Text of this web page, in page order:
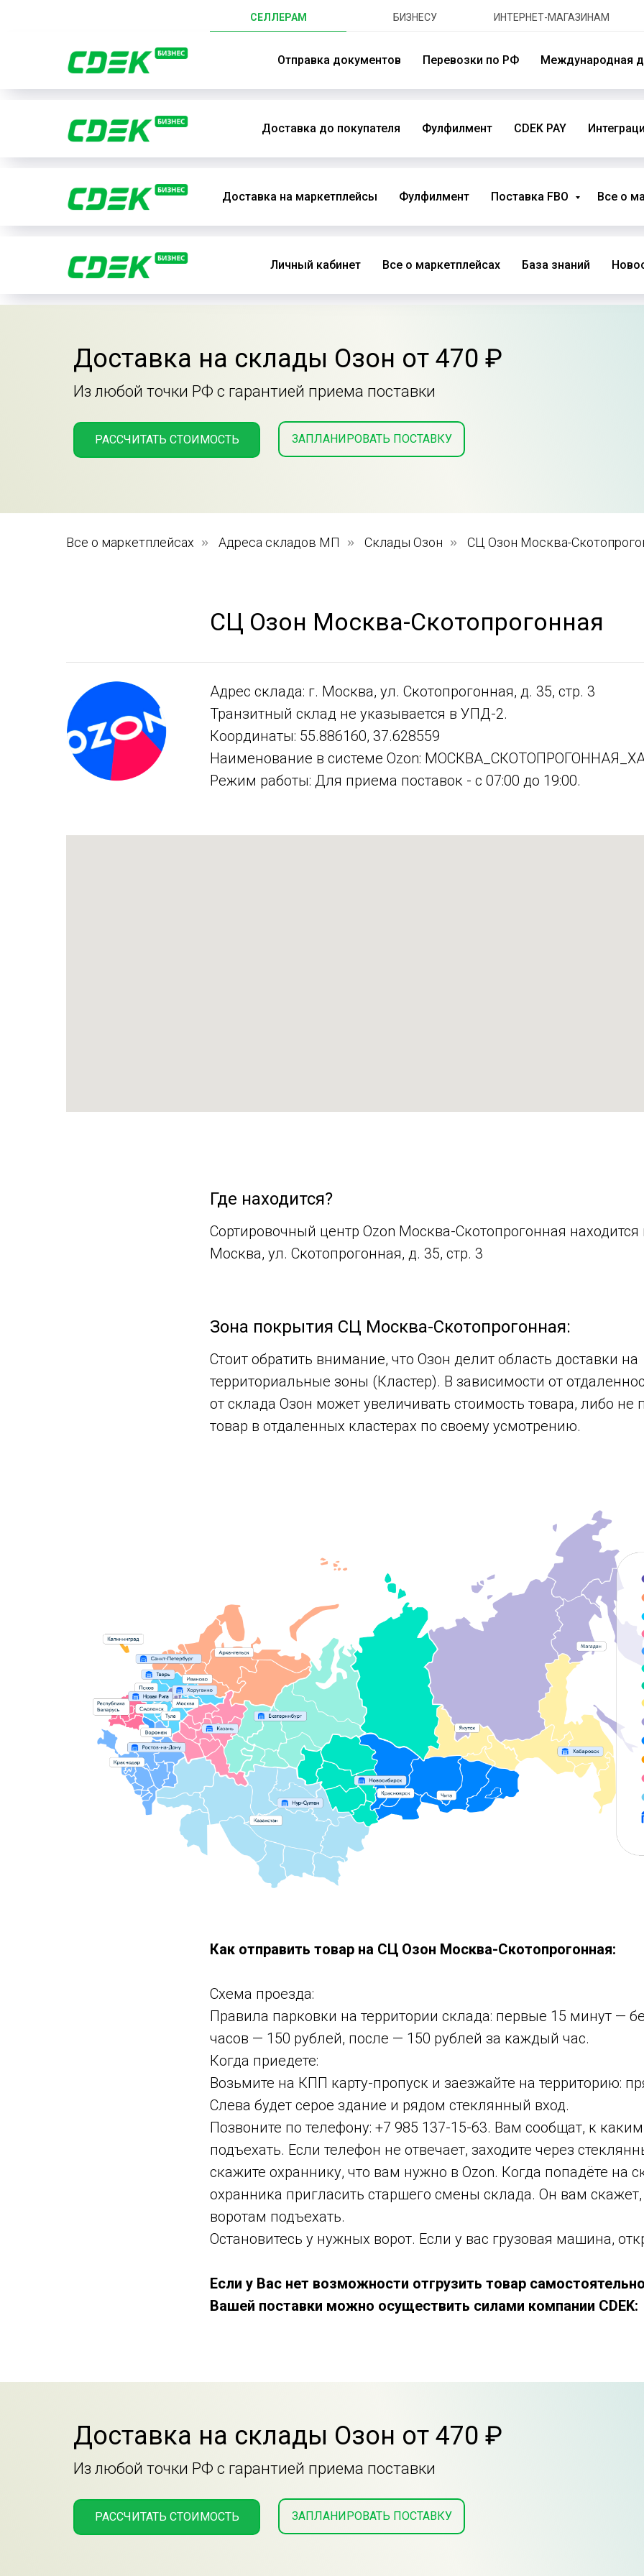
СЕЛЛЕРАМ БИЗНЕСУ ИНТЕРНЕТ-МАГАЗИНАМ
Отправка документов Перевозки по РФ Международная
Доставка до покупателя Фулфилмент CDEK PAY
Доставка на маркетплейсы Фулфилмент Поставка FBO Все о
Личный кабинет Все о маркетплейсах База знаний
Доставка на склады Озон от 470 ₽
РАССЧИТАТЬ СТОИМОСТЬ
Из любой точки РФ с гарантией приема поставки
ЗАПЛАНИРОВАТЬ ПОСТАВКУ
Все о маркетплейсах » Адреса складов МП » Склады Озон » СЦ Озон Москва-
СЦ Озон Москва-Скотопрогонная
Адрес склада: г. Москва, ул. Скотопрогонная, д. 35, стр. 3
Транзитный склад не указывается в УПД-2.
Координаты: 55.886160, 37.628559
Наименование в системе Ozon:
Режим работы: Для приема поставок - с 07:00 до 19:00.
Где находится?
Сортировочный центр Ozon Москва-Скотопрогонная находится
Москва, ул. Скотопрогонная, д. 35, стр. 3
Зона покрытия СЦ Москва-Скотопрогонная:
Стоит обратить внимание, что Озон делит область доставки на
территориальные зоны (Кластер). В зависимости от
от склада Озон может увеличивать стоимость товара, либо не
товар в отдаленных кластерах по своему усмотрению.
Как отправить товар на СЦ Озон Москва-Скотопрогонная:
Схема проезда:
Правила парковки на территории склада: первые 15 минут —
часов — 150 рублей, после — 150 рублей за каждый час.
Когда приедете:
Возьмите на КПП карту-пропуск и заезжайте на территорию:
Слева будет серое здание и рядом стеклянный вход.
Позвоните по телефону: +7 985 137-15-63. Вам сообщат, к
подъехать. Если телефон не отвечает, заходите через
скажите охраннику, что вам нужно в Ozon. Когда попадёте на
охранника пригласить старшего смены склада. Он вам
воротам подъехать.
Остановитесь у нужных ворот. Если у вас грузовая машина,
Если у Вас нет возможности отгрузить товар
Вашей поставки можно осуществить силами компании CDEK:
Доставка на склады Озон от 470 ₽
РАССЧИТАТЬ СТОИМОСТЬ
Из любой точки РФ с гарантией приема поставки
ЗАПЛАНИРОВАТЬ ПОСТАВКУ